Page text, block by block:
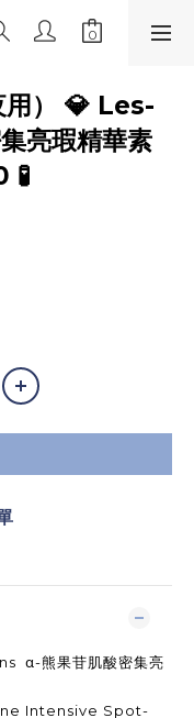
用） 💎 Les-
亮瑕精華素
α-熊果苷肌酸密集亮
Intensive Spot-